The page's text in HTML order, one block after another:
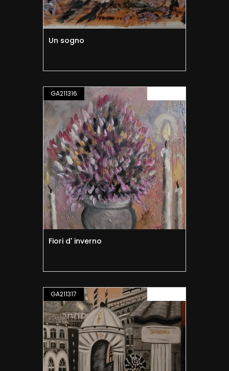
Un sogno
GA211316
Fiori d' inverno
GA211317